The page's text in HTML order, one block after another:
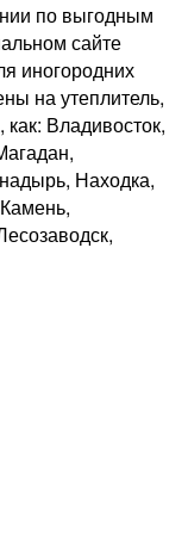
по выгодным
сайте
иногородних
на утеплитель,
Владивосток,
Находка,